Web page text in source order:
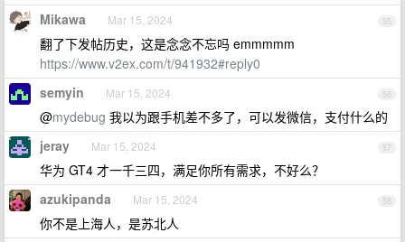
55
Mikawa Mar 15, 2024
翻了下发帖历史，这是念念不忘吗 emmmmm
https://www.v2ex.com/t/941932#reply0
56
semyin Mar 15, 2024
@mydebug 我以为跟手机差不多了，可以发微信，支付什么的
57
jeray Mar 15, 2024
华为 GT4 才一千三四，满足你所有需求，不好么？
58
azukipanda Mar 15, 2024
你不是上海人，是苏北人